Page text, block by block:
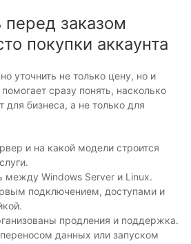
перед заказом
покупки аккаунта
уточнить не только цену, но и
сразу понять, насколько
для бизнеса, а не только для
и на какой модели строится
между Windows Server и Linux.
подключением, доступами и
продления и поддержка.
данных или запуском